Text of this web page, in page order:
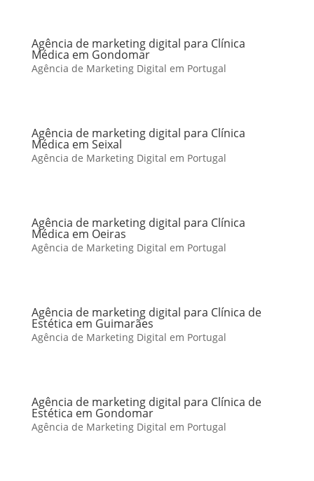
Agência de marketing digital para Clínica
Médica em Gondomar
Agência de Marketing Digital em Portugal
Agência de marketing digital para Clínica
Médica em Seixal
Agência de Marketing Digital em Portugal
Agência de marketing digital para Clínica
Médica em Oeiras
Agência de Marketing Digital em Portugal
Agência de marketing digital para Clínica de
Estética em Guimarães
Agência de Marketing Digital em Portugal
Agência de marketing digital para Clínica de
Estética em Gondomar
Agência de Marketing Digital em Portugal